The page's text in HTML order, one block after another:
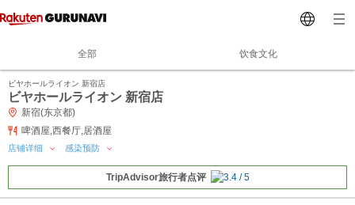
全部 饮食文化
ビヤホールライオン 新宿店
ビヤホールライオン 新宿店
新宿(东京都)
啤酒屋,西餐厅,居酒屋
店铺详细 感染预防
TripAdvisor旅行者点评